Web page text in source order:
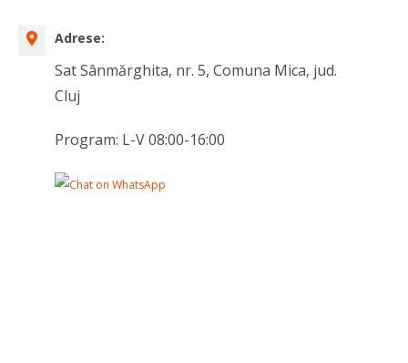
Adrese:
Sat Sânmărghita, nr. 5, Comuna Mica, jud.
Cluj
Program: L-V 08:00-16:00